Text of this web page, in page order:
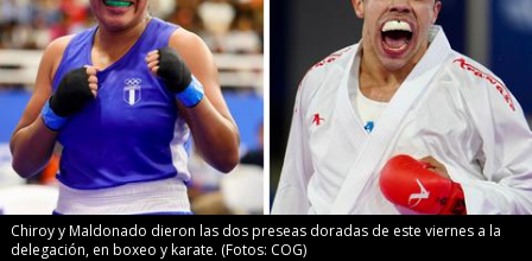
Chiroy y Maldonado dieron las dos preseas doradas de este viernes a la
delegación, en boxeo y karate. (Fotos: COG)